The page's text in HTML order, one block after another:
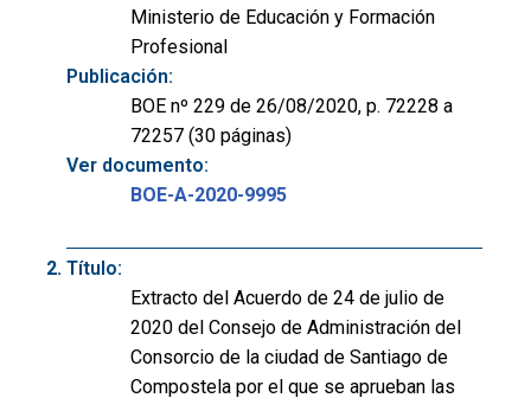
Ministerio de Educación y Formación
Profesional
Publicación:
BOE nº 229 de 26/08/2020, p. 72228 a
72257 (30 páginas)
Ver documento:
BOE-A-2020-9995
Título:
Extracto del Acuerdo de 24 de julio de
2020 del Consejo de Administración del
Consorcio de la ciudad de Santiago de
Compostela por el que se aprueban las